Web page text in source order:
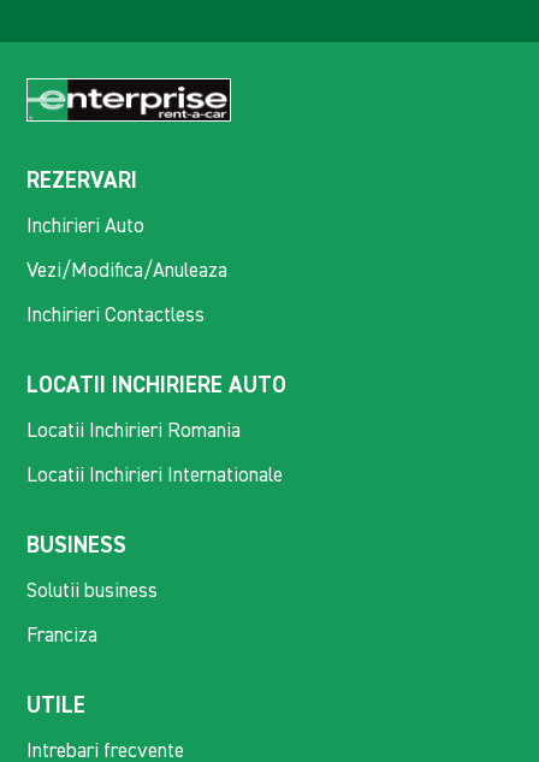
REZERVARI
Inchirieri Auto
Vezi/Modifica/Anuleaza
Inchirieri Contactless
LOCATII INCHIRIERE AUTO
Locatii Inchirieri Romania
Locatii Inchirieri Internationale
BUSINESS
Solutii business
Franciza
UTILE
Intrebari frecvente